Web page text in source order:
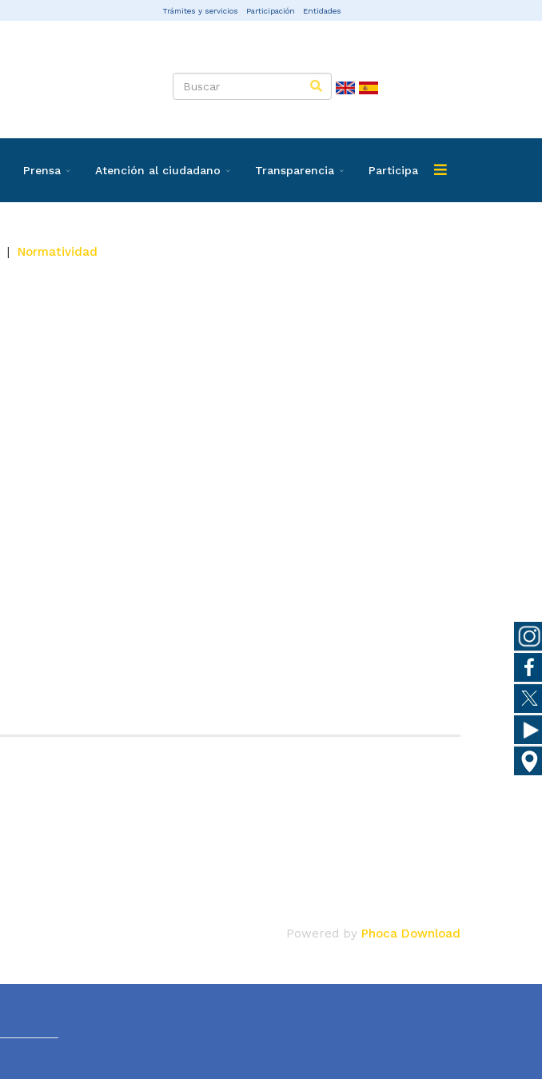
Trámites y servicios Participación Entidades
Prensa Atención al ciudadano Transparencia Participa
| Normatividad
Powered by Phoca Download